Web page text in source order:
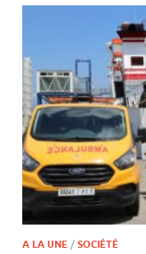
A LA UNE / SOCIÉTÉ